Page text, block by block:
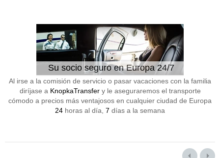
Su socio seguro en Europa 24/7
Al irse a la comisión de servicio o pasar vacaciones con la familia
diríjase a KnopkaTransfery le aseguraremos el transporte
cómodo a precios más ventajosos en cualquier ciudad de Europa
24 horas al día, 7 días a la semana